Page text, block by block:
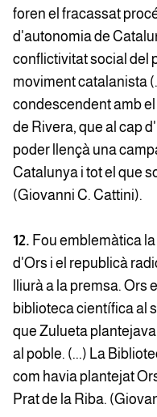
foren el fracassat
d'autonomia de
conflictivitat social del
moviment catalanista
condescendent amb
de Rivera, que al cap
poder llençà una
Catalunya i tot el que
(Giovanni C. Cattini).
12. Fou emblemàtica
d'Ors i el republicà
lliurà a la premsa.
biblioteca científica al
que Zulueta
al poble. (...) La
com havia plantejat
Prat de la Riba.